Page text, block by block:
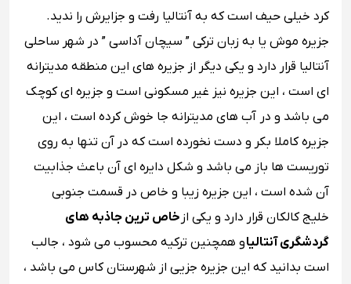
کرد خیلی حیف است که به آنتالیا رفت و جزایرش را ندید.
جزیره موش یا به زبان ترکی ” سیچان آداسی ” در شهر ساحلی
آنتالیا قرار دارد و یکی دیگر از جزیره های این منطقه مدیترانه
ای است ، این جزیره نیز غیر مسکونی است و جزیره ای کوچک
می باشد و در آب های مدیترانه جا خوش کرده است ، این
جزیره کاملا بکر و دست نخورده است که در آن تنها به روی
توریست ها باز می باشد و شکل دایره ای آن باعث جذابیت
آن شده است ، این جزیره زیبا و خاص در قسمت جنوبی
خلیج کالکان قرار دارد و یکی از خاص ترین جاذبه های
گردشگری آنتالیاو همچنین ترکیه محسوب می شود ، جالب
است بدانید که این جزیره جزیی از شهرستان کاس می باشد ،